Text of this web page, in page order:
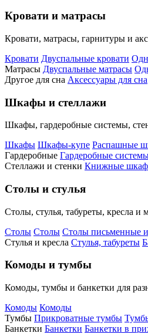
Кровати и матрасы
Кровати, матрасы, гарнитуры и
Кровати Двуспальные кровати
Матрасы Двуспальные матрасы
Другое для сна Аксессуары для сна
Шкафы и стеллажи
Шкафы, гардеробные системы,
Шкафы Шкафы-купе Распашные
Гардеробные Гардеробные
Стеллажи и стенки Книжные
Столы и стулья
Столы, стулья, табуреты, кресла и
Столы Столы Столы письменные
Стулья и кресла Стулья, табуреты
Комоды и тумбы
Комоды, тумбы и банкетки для
Комоды Комоды
Тумбы Прикроватные тумбы
Банкетки Банкетки Банкетки в